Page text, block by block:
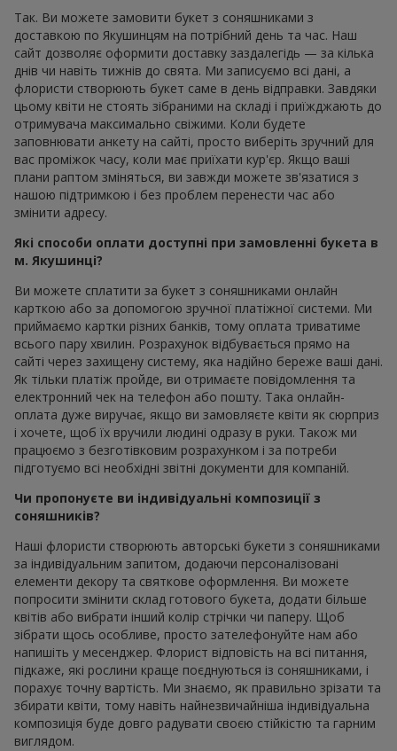
Так. Ви можете замовити букет з соняшниками з
доставкою по Якушинцям на потрібний день та час. Наш
сайт дозволяє оформити доставку заздалегідь — за кілька
днів чи навіть тижнів до свята. Ми записуємо всі дані, а
флористи створюють букет саме в день відправки. Завдяки
цьому квіти не стоять зібраними на складі і приїжджають до
отримувача максимально свіжими. Коли будете
заповнювати анкету на сайті, просто виберіть зручний для
вас проміжок часу, коли має приїхати кур'єр. Якщо ваші
плани раптом зміняться, ви завжди можете зв'язатися з
нашою підтримкою і без проблем перенести час або
змінити адресу.
Які способи оплати доступні при замовленні букета в
м. Якушинці?
Ви можете сплатити за букет з соняшниками онлайн
карткою або за допомогою зручної платіжної системи. Ми
приймаємо картки різних банків, тому оплата триватиме
всього пару хвилин. Розрахунок відбувається прямо на
сайті через захищену систему, яка надійно береже ваші дані.
Як тільки платіж пройде, ви отримаєте повідомлення та
електронний чек на телефон або пошту. Така онлайн-
оплата дуже виручає, якщо ви замовляєте квіти як сюрприз
і хочете, щоб їх вручили людині одразу в руки. Також ми
працюємо з безготівковим розрахунком і за потреби
підготуємо всі необхідні звітні документи для компаній.
Чи пропонуєте ви індивідуальні композиції з
соняшників?
Наші флористи створюють авторські букети з соняшниками
за індивідуальним запитом, додаючи персоналізовані
елементи декору та святкове оформлення. Ви можете
попросити змінити склад готового букета, додати більше
квітів або вибрати інший колір стрічки чи паперу. Щоб
зібрати щось особливе, просто зателефонуйте нам або
напишіть у месенджер. Флорист відповість на всі питання,
підкаже, які рослини краще поєднуються із соняшниками, і
порахує точну вартість. Ми знаємо, як правильно зрізати та
збирати квіти, тому навіть найнезвичайніша індивідуальна
композиція буде довго радувати своєю стійкістю та гарним
виглядом.